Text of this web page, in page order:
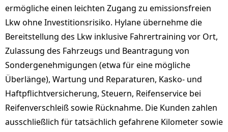
ermögliche einen leichten Zugang zu emissionsfreien
Lkw ohne Investitionsrisiko. Hylane übernehme die
Bereitstellung des Lkw inklusive Fahrertraining vor Ort,
Zulassung des Fahrzeugs und Beantragung von
Sondergenehmigungen (etwa für eine mögliche
Überlänge), Wartung und Reparaturen, Kasko- und
Haftpflichtversicherung, Steuern, Reifenservice bei
Reifenverschleiß sowie Rücknahme. Die Kunden zahlen
ausschließlich für tatsächlich gefahrene Kilometer sowie